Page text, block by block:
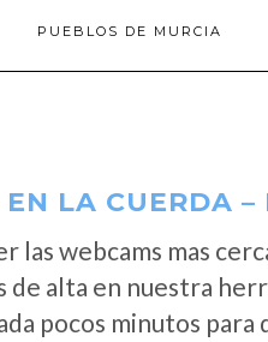
PUEBLOS DE MURCIA
LA CUERDA –
las webcams mas
de alta en nuestra
pocos minutos